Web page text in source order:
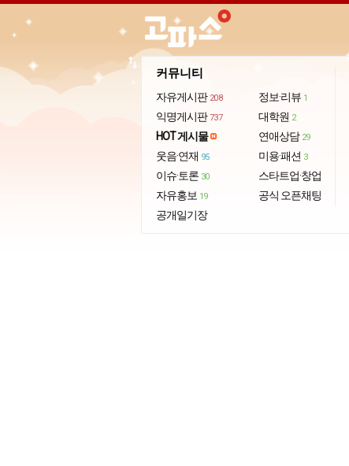
커뮤니티
자유게시판 208
익명게시판 737
HOT 게시물
웃음·연재 95
이슈·토론 30
자유홍보 19
공개일기장
정보·리뷰 1
대학원 2
연애상담 29
미용·패션 3
스타트업·창업
공식 오픈채팅
import_export